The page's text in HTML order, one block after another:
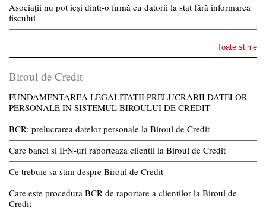
Asociații nu pot ieși dintr-o firmă cu datorii la stat fără informarea
fiscului
Toate stirile
Biroul de Credit
FUNDAMENTAREA LEGALITATII PRELUCRARII DATELOR
PERSONALE IN SISTEMUL BIROULUI DE CREDIT
BCR: prelucrarea datelor personale la Biroul de Credit
Care banci si IFN-uri raporteaza clientii la Biroul de Credit
Ce trebuie sa stim despre Biroul de Credit
Care este procedura BCR de raportare a clientilor la Biroul de
Credit